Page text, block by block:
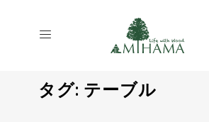
タグ: テーブル